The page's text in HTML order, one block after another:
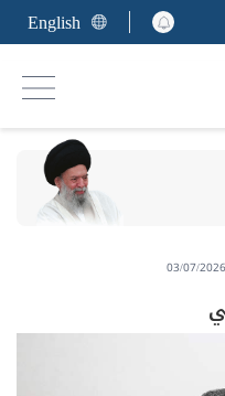
English
03/07/2026